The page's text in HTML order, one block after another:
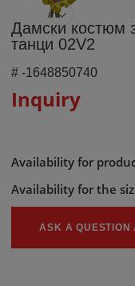
Дамски костюм
танци 02V2
#-1648850740
Inquiry
Availability for
Availability for the
ASK A QUESTION